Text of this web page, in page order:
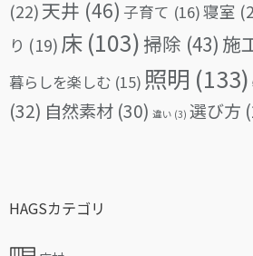
(22)天井 (46) 子育て (16)寝室
り (19) 床 (103)掃除 (43) 施
暮らしを楽しむ (15) 照明 (133)
(32) 自然素材 (30) 違い (3) 選び方
HAGSカテゴリ